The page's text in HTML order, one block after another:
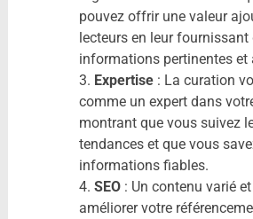
pouvez offrir une valeur
lecteurs en leur fournissant
informations pertinentes et
3. Expertise: La curation
comme un expert dans
montrant que vous suivez
tendances et que vous
informations fiables.
4. SEO: Un contenu varié
améliorer votre